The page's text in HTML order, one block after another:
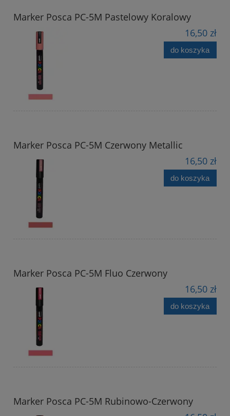
Marker Posca PC-5M Pastelowy Koralowy
16,50 zł
do koszyka
Marker Posca PC-5M Czerwony Metallic
16,50 zł
do koszyka
Marker Posca PC-5M Fluo Czerwony
16,50 zł
do koszyka
Marker Posca PC-5M Rubinowo-Czerwony